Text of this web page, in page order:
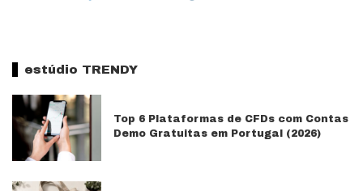
estúdio TRENDY
Top 6 Plataformas de CFDs com Contas
Demo Gratuitas em Portugal (2026)